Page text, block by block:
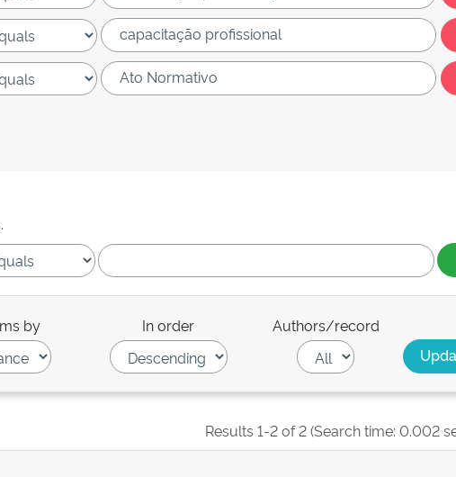
by In order Authors/record
Results 1-2 of 2 (Search time: 0.002